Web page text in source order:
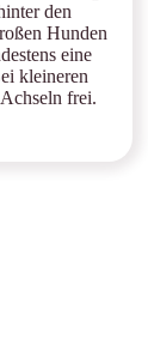
den
Hunden
eine
kleineren
frei.